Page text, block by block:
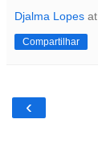
Djalma Lopes at
Compartilhar
‹